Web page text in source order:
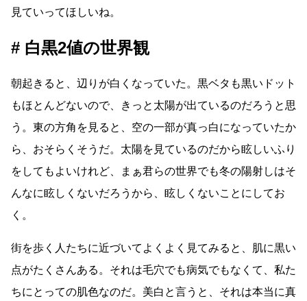
見ていってほしいね。
白黒2値の世界観
朝起きると、辺りが白くなっていた。黒ベタも黒いドット
もほとんどないので、きっと太陽が出ているのだろうと思
う。東の方角を見ると、空の一部が真っ白になっていたか
ら、おそらくそうだ。太陽を見ているのだから眩しいふり
をしてもよいけれど、まぁ君らの世界でも冬の陽射しはそ
んなに眩しくないだろうから、眩しくないことにしてお
く。
街を歩く人たちに近づいてよくよく見てみると、肌に黒い
点がたくさんある。それは毛穴でも病気でもなくて、私た
ちにとっての肌色なのだ。美白と言うと、それは本当に真